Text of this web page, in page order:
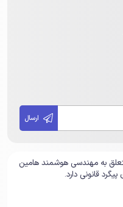
به مهندسی هوشمند هامین
قانونی دارد.